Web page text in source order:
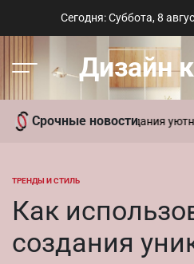
Сегодня: Суббота, 8
Меню Дизайн
Срочные новости
ароматы для создания уютной
ОПУБЛИКОВАНО
ТРЕНДЫ И СТИЛЬ
Как
создания